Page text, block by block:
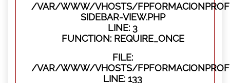
/VAR/WWW/VHOSTS/
SIDEBAR-VIEW.PHP
LINE: 3
FUNCTION: REQUIRE_ONCE
FILE:
/VAR/WWW/VHOSTS/
LINE: 133